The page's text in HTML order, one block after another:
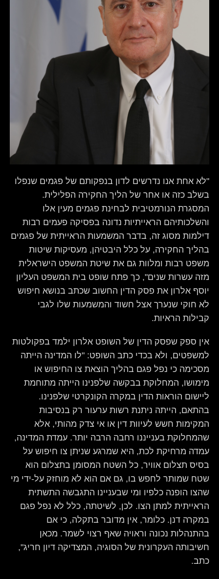
"לא אחת אנו נדרשים לדון בנפקותם של פגמים שנפלו
בשלב כזה או אחר של הליך החקירה הפלילית.
המסגרת הנורמטיבית לבחינת פגמים מעין אלו
והשלכותיהם הראייתיות נדונה בפסיקה פעמים רבות
דילמות מסוג זה, בדבר המשמעות הראייתית של פגמים
בהליך החקירה, על כלל היבטיהן, מעסיקות שיטות
משפט רבות ומלוות גם את שיטת המשפט הישראלית
מזה עשרות שנים", כך פתח שופט בית המשפט העליון
יוסף אלרון את פסק הדין החשוב שכתב בנושא חיפוש
לא חוקי שנערך אצל חשוד והמשמעות שלו לגבי
קבילות הראיות.
אין ספק שפסק הדין של השופט אלרון ילמד בפקולטות
למשפטים, ולא בכדי כתב השופט: "לו המדינה הייתה
מסכימה כי נפל פגם בהליך הוצאת צו החיפוש או
מימושו, המחלוקת בבקשה שלפנינו הייתה מתוחמת
ליישום הוראות הדין במקרה הקונקרטי שלפנינו.
בהתאם, הייתה ניתנת רשות ערעור רק בנסיבות
המקימות חשש לעיוות דין או אי צדק מהותי, אלא
שהמחלוקת בענייננו רחבה הרבה יותר. עמדת המדינה,
עמדה מרחיקת לכת, היא שמרגע שניתן צו חיפוש על
בסיס תצלום אוויר, כל השטח המסומן בתצלום הוא
שטח שמותר לחפש בו, גם אם הוא לא מוחזק על-ידי מי
שהצו הופנה כלפיו ומי שבעניינו התגבשה התשתית
הראייתית למתן הצו. לכן, לשיטתה, כלל לא נפל פגם
במקרה דנן. כלומר, אין מדובר בתקלה, כי אם
בהתנהלות נכונה וראויה שאף רצוי לשמר. מכאן
חשיבותה העקרונית של הסוגיה, המצדיקה דיון חריג",
כתב.